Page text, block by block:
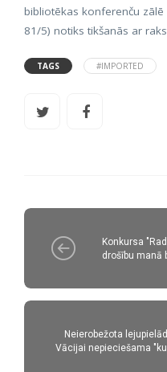
bibliotēkas konferenču zālē
81/5) notiks tikšanās ar
TAGS #IMPORTED
Konkursa
drošību manā
Neierobežota
Vācijai nepieciešama